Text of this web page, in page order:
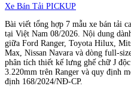
Xe Bán Tải PICKUP
Bài viết tổng hợp 7 mẫu xe bán tải
tại Việt Nam 08/2026. Nội dung
giữa Ford Ranger, Toyota Hilux,
Max, Nissan Navara và dòng full-
phân tích thiết kế lưng ghế chữ J
3.220mm trên Ranger và quy định
định 168/2024/NĐ-CP.